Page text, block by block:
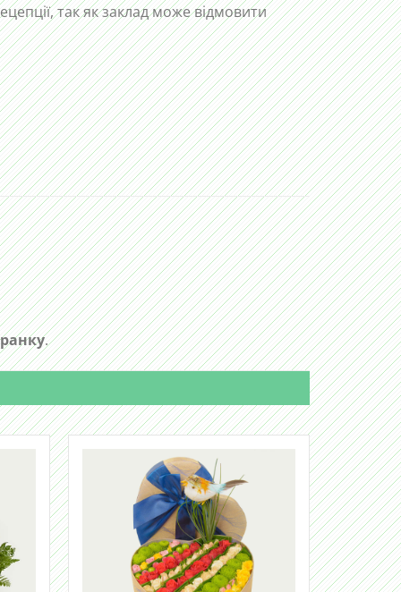
так як заклад може відмовити
.